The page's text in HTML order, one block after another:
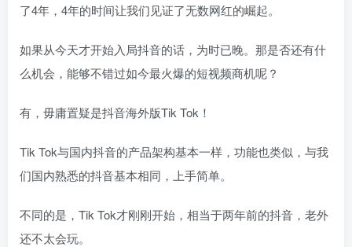
了4年，4年的时间让我们见证了无数网红的崛起。
如果从今天才开始入局抖音的话，为时已晚。那是否还有什
么机会，能够不错过如今最火爆的短视频商机呢？
有，毋庸置疑是抖音海外版Tik Tok！
Tik Tok与国内抖音的产品架构基本一样，功能也类似，与我
们国内熟悉的抖音基本相同，上手简单。
不同的是，Tik Tok才刚刚开始，相当于两年前的抖音，老外
还不太会玩。